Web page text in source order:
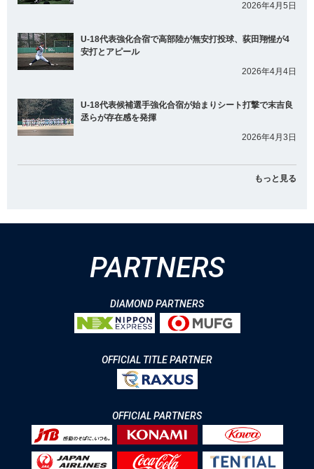
2026年4月5日
U-18代表強化合宿で高部陸が無安打投球、荻田翔惺が4
安打とアピール
2026年4月4日
U-18代表候補選手強化合宿が始まりシート打撃で末吉良
丞らが存在感を発揮
2026年4月3日
もっと見る
PARTNERS
DIAMOND PARTNERS
OFFICIAL TITLE PARTNER
OFFICIAL PARTNERS